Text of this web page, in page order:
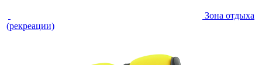
Зона отдыха
(рекреации)